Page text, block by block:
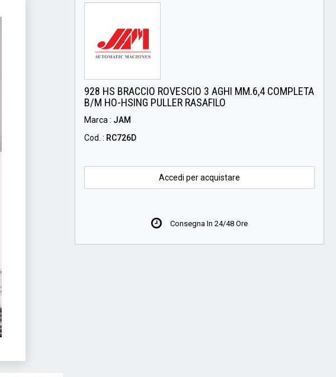
928 HS BRACCIO ROVESCIO 3 AGHI MM.6,4 COMPLETA
B/M HO-HSING PULLER RASAFILO
Marca : JAM
Cod. : RC726D
Accedi per acquistare
Consegna In 24/48 Ore